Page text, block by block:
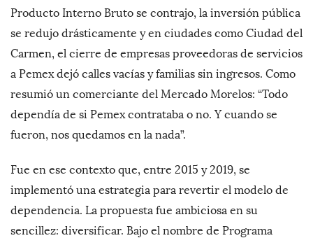
Producto Interno Bruto se contrajo, la inversión pública
se redujo drásticamente y en ciudades como Ciudad del
Carmen, el cierre de empresas proveedoras de servicios
a Pemex dejó calles vacías y familias sin ingresos. Como
resumió un comerciante del Mercado Morelos: “Todo
dependía de si Pemex contrataba o no. Y cuando se
fueron, nos quedamos en la nada”.
Fue en ese contexto que, entre 2015 y 2019, se
implementó una estrategia para revertir el modelo de
dependencia. La propuesta fue ambiciosa en su
sencillez: diversificar. Bajo el nombre de Programa